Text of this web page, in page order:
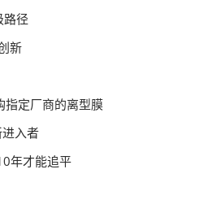
路径
新
指定厂商的离型膜
入者
年才能追平